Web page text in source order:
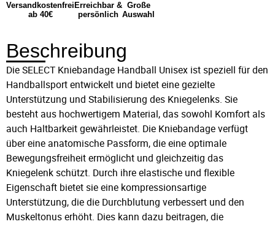
Versandkostenfrei
ab 40€
Erreichbar &
persönlich
Große
Auswahl
Beschreibung
Die SELECT Kniebandage Handball Unisex ist speziell für den
Handballsport entwickelt und bietet eine gezielte
Unterstützung und Stabilisierung des Kniegelenks. Sie
besteht aus hochwertigem Material, das sowohl Komfort als
auch Haltbarkeit gewährleistet. Die Kniebandage verfügt
über eine anatomische Passform, die eine optimale
Bewegungsfreiheit ermöglicht und gleichzeitig das
Kniegelenk schützt. Durch ihre elastische und flexible
Eigenschaft bietet sie eine kompressionsartige
Unterstützung, die die Durchblutung verbessert und den
Muskeltonus erhöht. Dies kann dazu beitragen, die